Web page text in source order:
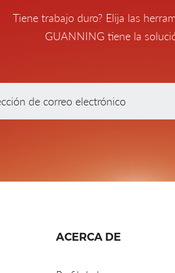
Tiene trabajo duro? Elija las
GUANNING tiene la
ACERCA DE